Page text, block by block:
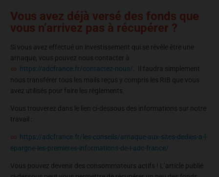
Vous avez déjà versé des fonds que
vous n’arrivez pas à récupérer ?
Si vous avez effectué un investissement qui se révèle être une
arnaque, vous pouvez nous contacter à
https://adcfrance.fr/contactez-nous/ . Il faudra simplement
nous transférer tous les mails reçus y compris les RIB que vous
avez utilisés pour faire les règlements.
Vous trouverez dans le lien ci-dessous des informations sur notre
travail :
https://adcfrance.fr/les-conseils/arnaque-aux-sites-dedies-a-l-
epargne-les-premieres-informations-de-l-adc-france/
Vous pouvez devenir des consommateurs actifs ! L’article publié